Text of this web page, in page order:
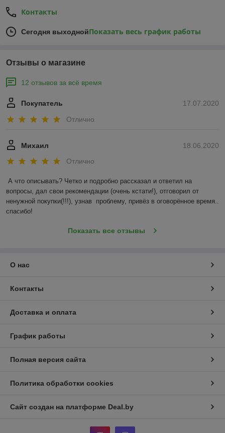
Контакты
Сегодня выходнойПоказать весь график работы
Отзывы о магазине
12 отзывов за всё время
17.07.2020
Покупатель
Отлично
18.06.2020
Михаил
Отлично
А что описывать? Четко и подробно рассказал и ответил на
вопросы, дал свои рекомендации (очень кстати!), отговорил от
ненужной покупки(!!!), узнав  проблему, привёз в оговорённое время..
спасибо!
Показать все отзывы
О нас
Контакты
Доставка и оплата
График работы
Полная версия сайта
Политика обработки cookies
Сайт создан на платформе Deal.by